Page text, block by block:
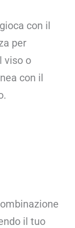
con il
per
viso o
con il
il tuo